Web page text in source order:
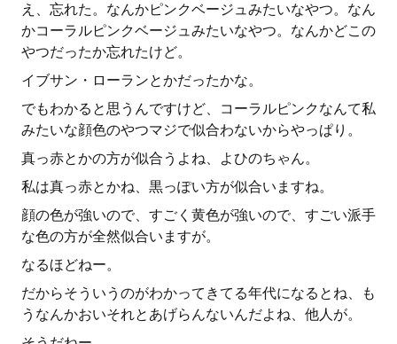
え、忘れた。なんかピンクベージュみたいなやつ。なん
かコーラルピンクベージュみたいなやつ。なんかどこの
やつだったか忘れたけど。
イブサン・ローランとかだったかな。
でもわかると思うんですけど、コーラルピンクなんて私
みたいな顔色のやつマジで似合わないからやっぱり。
真っ赤とかの方が似合うよね、よひのちゃん。
私は真っ赤とかね、黒っぽい方が似合いますね。
顔の色が強いので、すごく黄色が強いので、すごい派手
な色の方が全然似合いますが。
なるほどねー。
だからそういうのがわかってきてる年代になるとね、も
うなんかおいそれとあげらんないんだよね、他人が。